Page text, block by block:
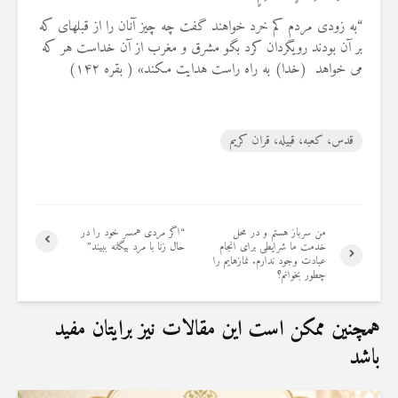
“به زودى مردم كم خرد خواهند گفت چه چيز آنان را از قبله‏اى كه
بر آن بودند رويگردان كرد بگو مشرق و مغرب از آن خداست هر كه
می خواهد (خدا) به راه راست هدايت مى‏كند» ( بقره ۱۴۲)
قدس، کعبه، قبیله، قران کریم
“اگر مردی همسر خود را در
حال زنا با مرد بیگانه ببیند”
من سرباز هستم و در محل
خدمت ما شرایطی برای انجام
عبادت وجود ندارم. نمازهایم را
چطور بخوانم؟
همچنین ممکن است این مقالات نیز برایتان مفید
باشد